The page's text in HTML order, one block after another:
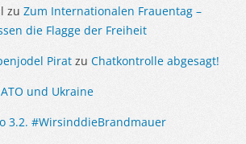
zu Zum Internationalen Frauentag –
die Flagge der Freiheit
Pirat zu Chatkontrolle abgesagt!
und Ukraine
3.2. #WirsinddieBrandmauer